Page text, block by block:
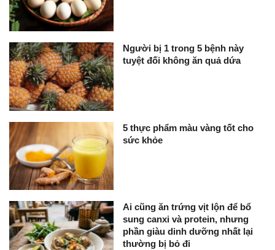
Người bị 1 trong 5 bệnh này
tuyệt đối không ăn quả dứa
5 thực phẩm màu vàng tốt cho
sức khỏe
Ai cũng ăn trứng vịt lộn để bổ
sung canxi và protein, nhưng
phần giàu dinh dưỡng nhất lại
thường bị bỏ đi